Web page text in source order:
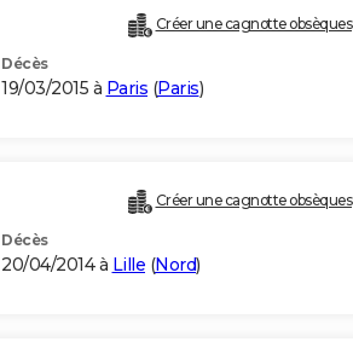
Créer une cagnotte obsèques
Décès
19/03/2015 à Paris (Paris)
Créer une cagnotte obsèques
Décès
20/04/2014 à Lille (Nord)